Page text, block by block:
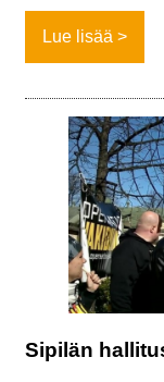
Lue lisää
Sipilän